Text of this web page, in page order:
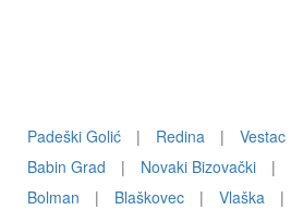
Padeški Golić | Redina | Vestac
Babin Grad
| Novaki Bizovački |
Bolman
| Blaškovec | Vlaška |